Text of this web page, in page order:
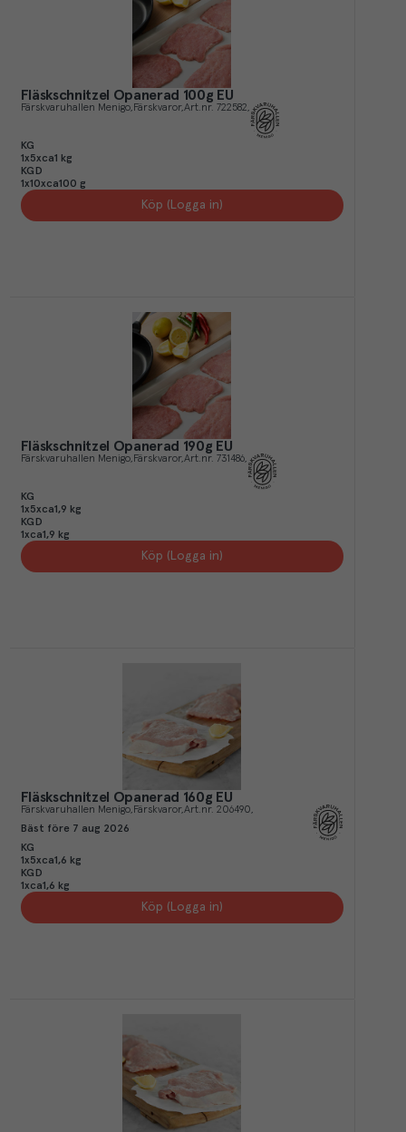
Fläskschnitzel Opanerad 100g EU
Färskvaruhallen Menigo Färskvaror Art.nr. 722582
KG
1x5xca1 kg
KGD
1x10xca100 g
Köp (Logga in)
Fläskschnitzel Opanerad 190g EU
Färskvaruhallen Menigo Färskvaror Art.nr. 731486
KG
1x5xca1,9 kg
KGD
1xca1,9 kg
Köp (Logga in)
Fläskschnitzel Opanerad 160g EU
Färskvaruhallen Menigo Färskvaror Art.nr. 206490
Bäst före 7 aug 2026
KG
1x5xca1,6 kg
KGD
1xca1,6 kg
Köp (Logga in)